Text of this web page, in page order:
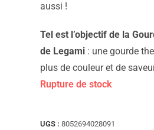
aussi !
Tel est l’objectif de la
de Legami : une gourde
plus de couleur et de
Rupture de stock
UGS : 8052694028091